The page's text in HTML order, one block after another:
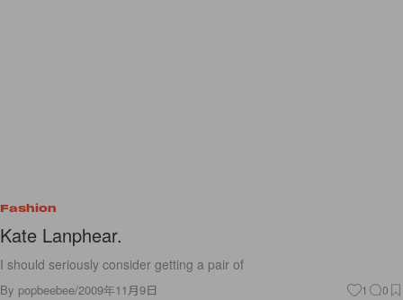
Fashion
Kate Lanphear.
I should seriously consider getting a pair of
By popbeebee/2009年11月9日 1 0